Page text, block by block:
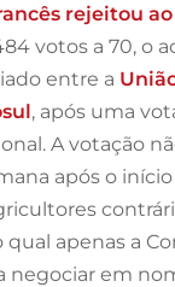
rejeitou
votos a 70, o
entre a
, após uma
A votação
após o
qual apenas a
negociar em